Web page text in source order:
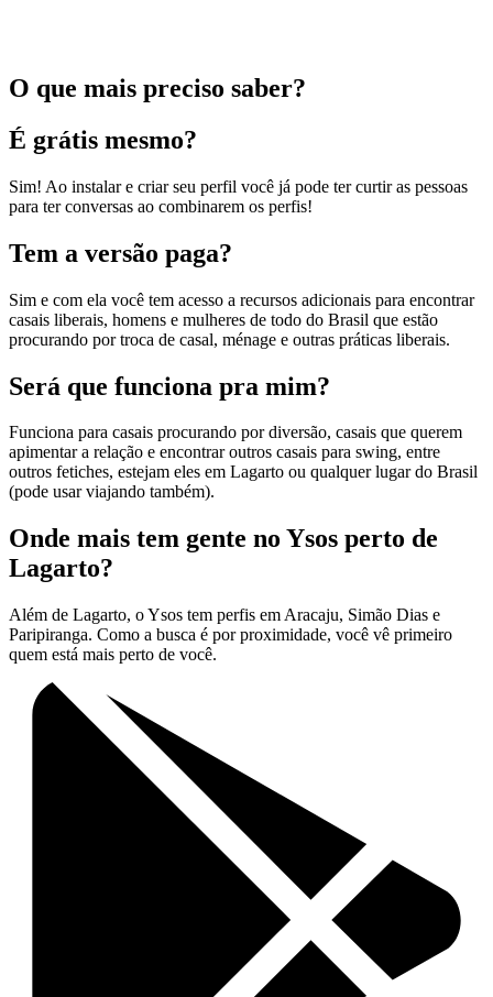
O que mais preciso saber?
É grátis mesmo?
Sim! Ao instalar e criar seu perfil você já pode ter curtir as pessoas
para ter conversas ao combinarem os perfis!
Tem a versão paga?
Sim e com ela você tem acesso a recursos adicionais para encontrar
casais liberais, homens e mulheres de todo do Brasil que estão
procurando por troca de casal, ménage e outras práticas liberais.
Será que funciona pra mim?
Funciona para casais procurando por diversão, casais que querem
apimentar a relação e encontrar outros casais para swing, entre
outros fetiches, estejam eles em Lagarto ou qualquer lugar do Brasil
(pode usar viajando também).
Onde mais tem gente no Ysos perto de
Lagarto?
Além de Lagarto, o Ysos tem perfis em Aracaju, Simão Dias e
Paripiranga. Como a busca é por proximidade, você vê primeiro
quem está mais perto de você.